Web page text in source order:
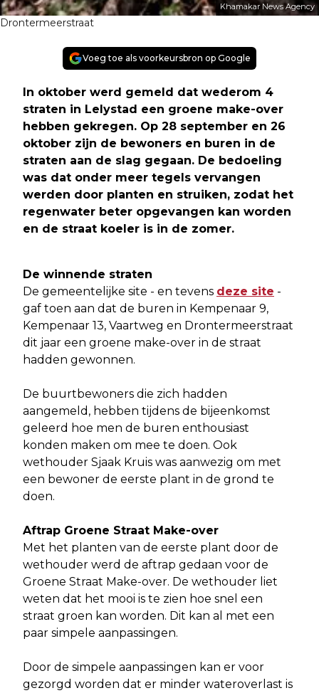
Khamakar News Agency
Drontermeerstraat
Voeg toe als voorkeursbron op Google
In oktober werd gemeld dat wederom 4
straten in Lelystad een groene make-over
hebben gekregen. Op 28 september en 26
oktober zijn de bewoners en buren in de
straten aan de slag gegaan. De bedoeling
was dat onder meer tegels vervangen
werden door planten en struiken, zodat het
regenwater beter opgevangen kan worden
en de straat koeler is in de zomer.
De winnende straten
De gemeentelijke site - en tevens deze site -
gaf toen aan dat de buren in Kempenaar 9,
Kempenaar 13, Vaartweg en Drontermeerstraat
dit jaar een groene make-over in de straat
hadden gewonnen.
De buurtbewoners die zich hadden
aangemeld, hebben tijdens de bijeenkomst
geleerd hoe men de buren enthousiast
konden maken om mee te doen. Ook
wethouder Sjaak Kruis was aanwezig om met
een bewoner de eerste plant in de grond te
doen.
Aftrap Groene Straat Make-over
Met het planten van de eerste plant door de
wethouder werd de aftrap gedaan voor de
Groene Straat Make-over. De wethouder liet
weten dat het mooi is te zien hoe snel een
straat groen kan worden. Dit kan al met een
paar simpele aanpassingen.
Door de simpele aanpassingen kan er voor
gezorgd worden dat er minder wateroverlast is